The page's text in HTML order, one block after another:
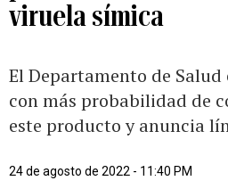
viruela símica
El Departamento de
con más probabilidad de
este producto y anuncia
24 de agosto de 2022 - 11:40 PM